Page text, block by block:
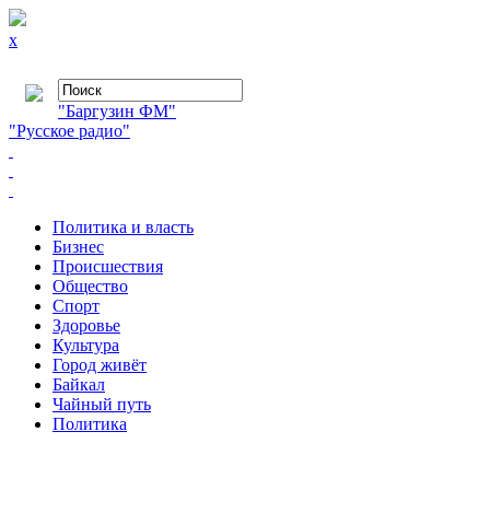
x
"Баргузин ФМ"
"Русское радио"
Политика и власть
Бизнес
Происшествия
Общество
Cпорт
Здоровье
Культура
Город живёт
Байкал
Чайный путь
Политика